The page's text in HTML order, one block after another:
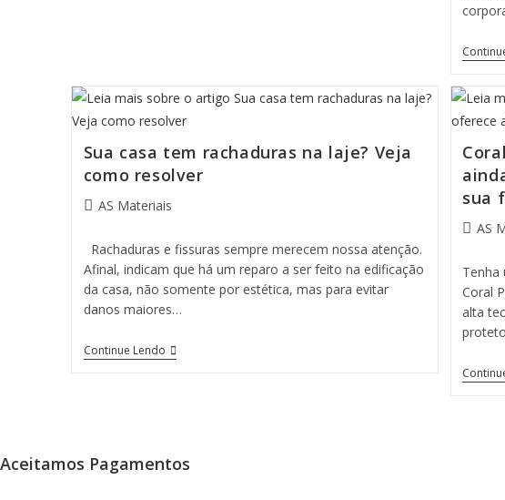
Sua casa tem rachaduras na laje? Veja
como resolver
Autor
post:
AS Materiais
Rachaduras e fissuras sempre merecem nossa atenção.
Afinal, indicam que há um reparo a ser feito na edificação
da casa, não somente por estética, mas para evitar
danos maiores…
Continue LendoSua
Casa
Resolver
sua
Autor
post:
AS
Tenha
Coral
alta
Aceitamos Pagamentos